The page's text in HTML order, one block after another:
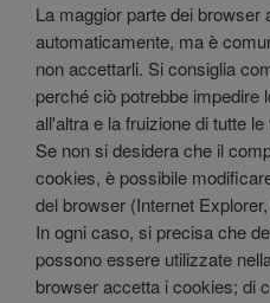
La maggior parte dei browser
automaticamente, ma è
non accettarli. Si consiglia
perché ciò potrebbe impedire
all'altra e la fruizione di tutte
Se non si desidera che il
cookies, è possibile
del browser (Internet
In ogni caso, si precisa che
possono essere utilizzate
browser accetta i cookies; di